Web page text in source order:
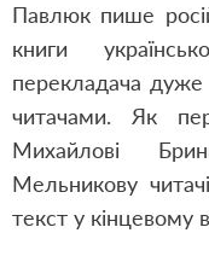
Павлюк пише
книги
перекладача
читачами. Як
Михайлові
Мельникову
текст у кінцевому